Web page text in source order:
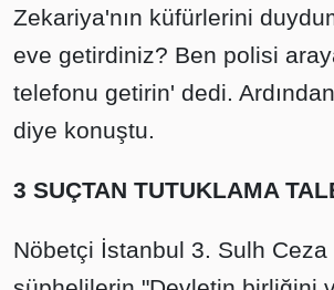
Zekariya'nın küfürlerini
eve getirdiniz? Ben polisi
telefonu getirin' dedi.
diye konuştu.
3 SUÇTAN TUTUKLAMA
Nöbetçi İstanbul 3. Sulh Ceza